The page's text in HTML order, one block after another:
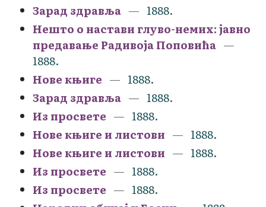
Зарад здравља
1888.
Нешто о настави глуво-немих: јавно
предавање Радивоја Поповића
1888.
Нове књиге
1888.
Зарад здравља
1888.
Из просвете
1888.
Нове књиге и листови
1888.
Нове књиге и листови
1888.
Из просвете
1888.
Из просвете
1888.